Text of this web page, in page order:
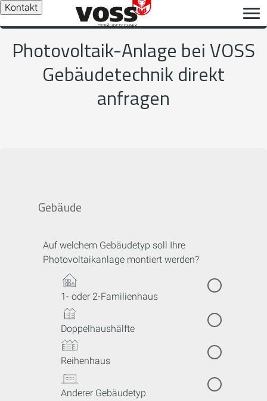
Kontakt
Photovoltaik-Anlage bei VOSS
Gebäudetechnik direkt
anfragen
Gebäude
Auf welchem Gebäudetyp soll Ihre
Photovoltaikanlage montiert werden?
1- oder 2-Familienhaus
Doppelhaushälfte
Reihenhaus
Anderer Gebäudetyp